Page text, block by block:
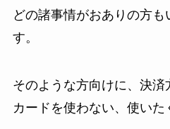
どの諸事情がおありの方も
す。
そのような方向けに、決済
カードを使わない、使いた